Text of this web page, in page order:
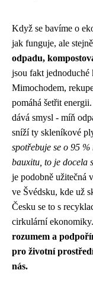
Když se bavíme o
jak funguje, ale
odpadu,
jsou fakt jednoduché
Mimochodem,
pomáhá šetřit
dává smysl - míň
sníží ty skleníkové
spotřebuje se o 95
bauxitu, to je docela
je podobně užitečná
ve Švédsku, kde už
Česku se to s
cirkulární ekonomiky.
rozumem a
pro životní
nás.